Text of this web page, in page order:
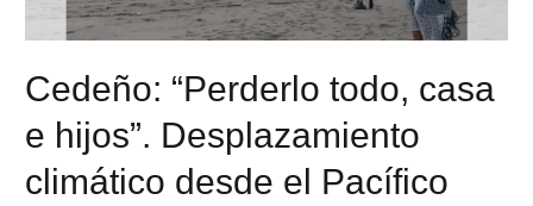
Cedeño: “Perderlo todo, casa
e hijos”. Desplazamiento
climático desde el Pacífico